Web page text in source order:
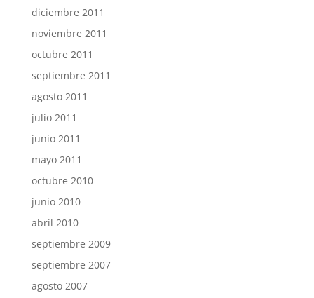
diciembre 2011
noviembre 2011
octubre 2011
septiembre 2011
agosto 2011
julio 2011
junio 2011
mayo 2011
octubre 2010
junio 2010
abril 2010
septiembre 2009
septiembre 2007
agosto 2007